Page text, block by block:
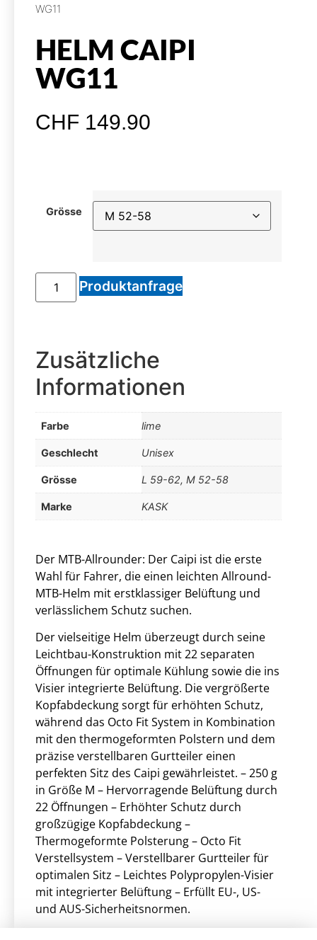
WG11
HELM CAIPI
WG11
CHF 149.90
Grösse
Produktanfrage
Zusätzliche
Informationen
Farbe lime
Geschlecht Unisex
Grösse L 59-62, M 52-58
Marke KASK
Der MTB-Allrounder: Der Caipi ist die erste
Wahl für Fahrer, die einen leichten Allround-
MTB-Helm mit erstklassiger Belüftung und
verlässlichem Schutz suchen.
Der vielseitige Helm überzeugt durch seine
Leichtbau-Konstruktion mit 22 separaten
Öffnungen für optimale Kühlung sowie die ins
Visier integrierte Belüftung. Die vergrößerte
Kopfabdeckung sorgt für erhöhten Schutz,
während das Octo Fit System in Kombination
mit den thermogeformten Polstern und dem
präzise verstellbaren Gurtteiler einen
perfekten Sitz des Caipi gewährleistet. – 250 g
in Größe M – Hervorragende Belüftung durch
22 Öffnungen – Erhöhter Schutz durch
großzügige Kopfabdeckung –
Thermogeformte Polsterung – Octo Fit
Verstellsystem – Verstellbarer Gurtteiler für
optimalen Sitz – Leichtes Polypropylen-Visier
mit integrierter Belüftung – Erfüllt EU-, US-
und AUS-Sicherheitsnormen.